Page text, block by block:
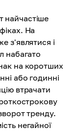
найчастіше
На
з'являтися і
набагато
на коротших
або годинні
втрачати
тренду.
негайної